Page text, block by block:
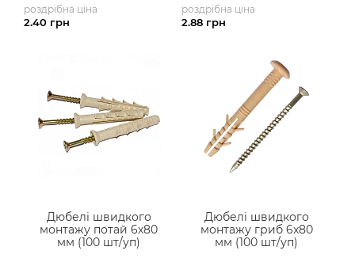
роздрібна ціна
2.40 грн
роздрібна ціна
2.88 грн
Дюбелі швидкого
монтажу потай 6x80
мм (100 шт/уп)
Дюбелі швидкого
монтажу гриб 6x80
мм (100 шт/уп)